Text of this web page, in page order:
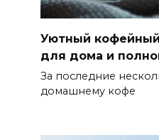
Уютный
для дома и
За последние
домашнему кофе